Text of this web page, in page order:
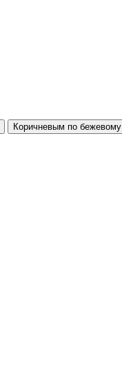
Коричневым по бежевому